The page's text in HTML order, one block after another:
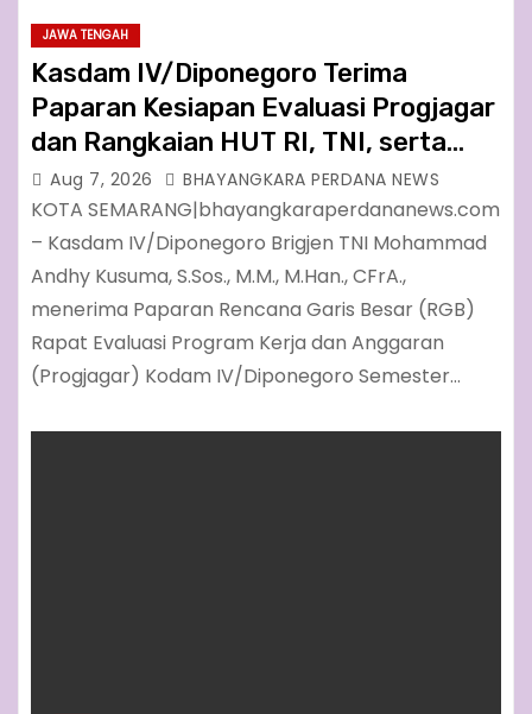
JAWA TENGAH
Kasdam IV/Diponegoro Terima
Paparan Kesiapan Evaluasi Progjagar
dan Rangkaian HUT RI, TNI, serta
Kodam
Aug 7, 2026 BHAYANGKARA PERDANA NEWS
KOTA SEMARANG|bhayangkaraperdananews.com
– Kasdam IV/Diponegoro Brigjen TNI Mohammad
Andhy Kusuma, S.Sos., M.M., M.Han., CFrA.,
menerima Paparan Rencana Garis Besar (RGB)
Rapat Evaluasi Program Kerja dan Anggaran
(Progjagar) Kodam IV/Diponegoro Semester…